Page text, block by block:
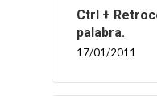
Ctrl +
palabra.
17/01/2011